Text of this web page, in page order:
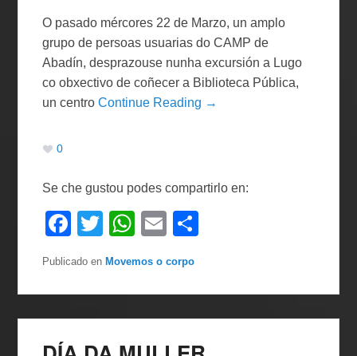
O pasado mércores 22 de Marzo, un amplo
grupo de persoas usuarias do CAMP de
Abadín, desprazouse nunha excursión a Lugo
co obxectivo de coñecer a Biblioteca Pública,
un centroContinue Reading →
0
Se che gustou podes compartirlo en:
F
c
e
b
T
tt
er
W
at
s
A
E
ail
p
ar
Publicado en Movemos o corpo